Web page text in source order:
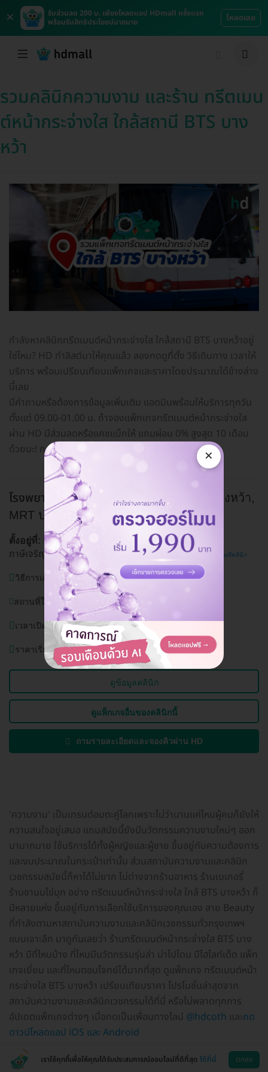
×
รับส่วนลด 200 บ. เพียงโหลดแอป HDmall ครั้งแรก
พร้อมรับสิทธิประโยชน์มากมาย
โหลดเลย
รวมคลินิกความงาม และร้าน ทรีตเมน
ต์หน้ากระจ่างใส ใกล้สถานี BTS บาง
หว้า
กำลังหาคลินิกทรีตเมนต์หน้ากระจ่างใส ใกล้สถานี BTS บางหว้าอยู่
ใช่ไหม? HD ทำลิสต์มาให้คุณแล้ว ลองกดดูที่ตั้ง วิธีเดินทาง เวลาให้
บริการ พร้อมเปรียบเทียบแพ็กเกจและราคาโดยประมาณได้ข้างล่าง
นี้เลย
มีคำถามหรือต้องการข้อมูลเพิ่มเติม แอดมินพร้อมให้บริการทุกวัน
ตั้งแต่ 09.00-01.00 น. ถ้าจองแพ็กเกจทรีตเมนต์หน้ากระจ่างใส
ผ่าน HD มีส่วนลดหรือแคชแบ็กให้ แถมผ่อน 0% สูงสุด 10 เดือน
ด้วยนะ! กดเพิ่มเราเป็นเพื่อนทางไลน์
ได้เลย
โรงพยาบาลพญาไท 3 ศูนย์ความงาม
BTS บางหว้า,
MRT บางหว้า, MRT บางไผ่
ตั้งอยู่ที่: ชั้น 14 เลขที่ 111 ถ. เพชรเกษม แขวงปากคลอง
ภาษีเจริญ เขตภาษีเจริญ กรุงเทพมหานคร 10160
ดูแผนที่คลินิก
วิธีการเดินทาง:BTS บางหว้า, MRT บางหว้า, MRT บางไผ่
สถานที่ใกล้เคียง: มหาวิทยาลัยสยาม
เวลาเปิดบริการ:วันจันทร์ - อาทิตย์ 09.00 - 19.00 น.
ราคาเริ่มต้นที่1,800 บาท
ดูข้อมูลคลินิก
ดูแพ็กเกจอื่นของคลินิกนี้
ถามรายละเอียดและจองคิวผ่าน HD
'ความงาม' เป็นเทรนด์อมตะคู่โลกเพราะไม่ว่านานแค่ไหนผู้คนก็ยังให้
ความสนใจอยู่เสมอ แถมสมัยนี้ยังมีนวัตกรรมความงามใหม่ๆ ออก
มามากมาย ใช้บริการได้ทั้งผู้หญิงและผู้ชาย ขึ้นอยู่กับความต้องการ
และงบประมาณในกระเป๋าเท่านั้น ส่วนสถาบันความงามและคลินิก
เวชกรรมสมัยนี้ก็หาได้ไม่ยาก ไม่ต่างจากร้านอาหาร ร้านเบเกอรี่
ร้านชานมไข่มุก อย่าง ทรีตเมนต์หน้ากระจ่างใส ใกล้ BTS บางหว้า ก็
มีหลายแห่ง ขึ้นอยู่กับการเลือกใช้บริการของคุณเอง สาย Beauty
ที่กำลังตามหาสถาบันความงามและคลินิกเวชกรรมทั่วกรุงเทพฯ
แบบเจาะลึก มาดูกันเลยว่า ร้านทรีตเมนต์หน้ากระจ่างใส BTS บาง
หว้า มีที่ไหนบ้าง ที่ไหนมีนวัตกรรมรุ่นล่า น่าไปโดน มีไฮไลท์เด็ด แพ็ก
เกจเยี่ยม และที่ไหนตอบโจทย์ได้มากที่สุด ดูแพ็กเกจ ทรีตเมนต์หน้า
กระจ่างใส BTS บางหว้า เปรียบเทียบราคา โปรโมชั่นล่าสุดจาก
สถาบันความงามและคลินิกเวชกรรมได้ที่นี่ หรือไม่พลาดทุกการ
อัปเดตแพ็กเกจต่างๆ เมื่อกดเป็นเพื่อนทางไลน์ @hdcoth และกด
ดาวน์โหลดแอป iOS และ Android
เราใช้คุกกี้เพื่อให้คุณได้รับประสบการณ์ออนไลน์ที่ดีที่สุด ได้ที่นี่ ตกลง
×